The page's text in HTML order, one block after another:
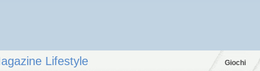
Lifestyle Giochi